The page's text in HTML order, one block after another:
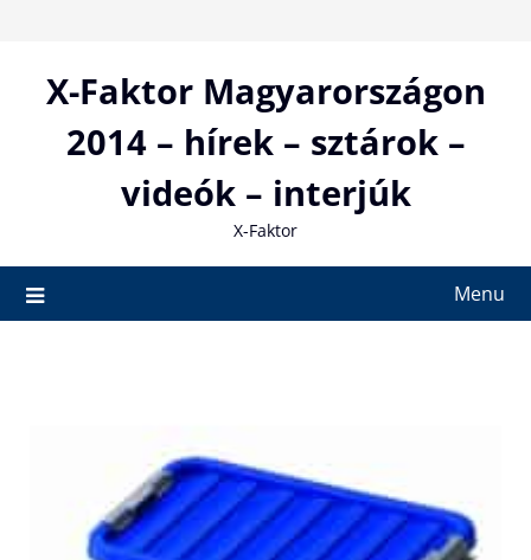
contentX-Faktor Magyarországon
2014 – hírek – sztárok –
videók – interjúk
X-Faktor
Menu